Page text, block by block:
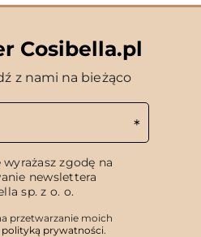
Cosibella.pl
z nami na bieżąco
zgodę na
newslettera
sp. z o. o.
przetwarzanie moich
polityką prywatności.